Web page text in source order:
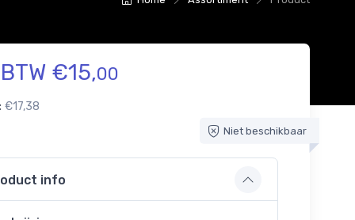
€15,00
€17,38
Niet beschikbaar
info